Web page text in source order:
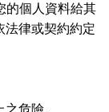
的個人資料給其
法律或契約約定